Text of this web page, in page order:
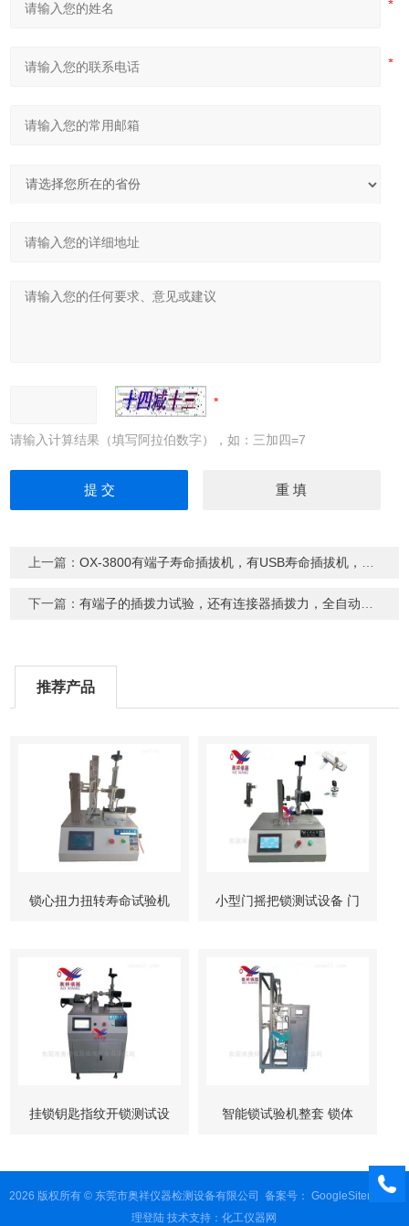
请输入计算结果（填写阿拉伯数字），如：三加四=7
上一篇：OX-3800有端子寿命插拔机，有USB寿命插拔机，还有插拔力的测试仪
下一篇：有端子的插拨力试验，还有连接器插拨力，全自动插拨力东莞奥祥制造
推荐产品
锁心扭力扭转寿命试验机 小型门摇把锁测试设备 门
挂锁钥匙指纹开锁测试设 智能锁试验机整套 锁体
2026 版权所有 © 东莞市奥祥仪器检测设备有限公司 备案号： GoogleSitemap管
理登陆 技术支持：化工仪器网